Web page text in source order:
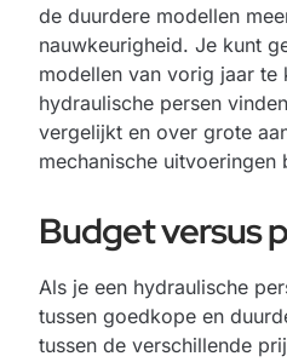
de duurdere modellen
nauwkeurigheid. Je kunt
modellen van vorig jaar
hydraulische persen
vergelijkt en over grote
mechanische
Budget versus
Als je een hydraulische
tussen goedkope en
tussen de verschillende